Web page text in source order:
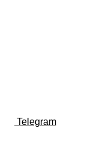
Telegram